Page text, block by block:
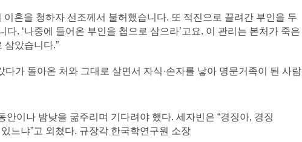
혼을 청하자 선조께서 불허했습니다. 또 적진으로 끌려간 부인을 두
. ‘나중에 들어온 부인을 첩으로 삼으라’고요. 이 관리는 본처가 죽은
삼았습니다.”
가 돌아온 처와 그대로 살면서 자식·손자를 낳아 명문거족이 된 사람